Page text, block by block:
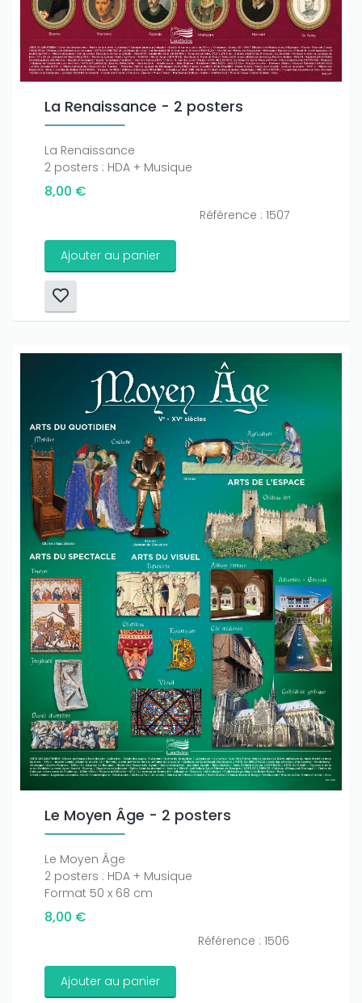
La Renaissance - 2 posters
La Renaissance
2 posters : HDA + Musique
8,00 €
Référence : 1507
Ajouter au panier
Le Moyen Âge - 2 posters
Le Moyen Âge
2 posters : HDA + Musique
Format 50 x 68 cm
8,00 €
Référence : 1506
Ajouter au panier